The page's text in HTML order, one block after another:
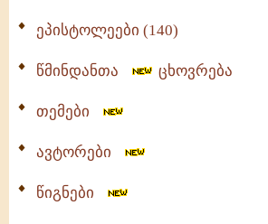
ეპისტოლეები (140)
წმინდანთა ცხოვრება
თემები
ავტორები
წიგნები